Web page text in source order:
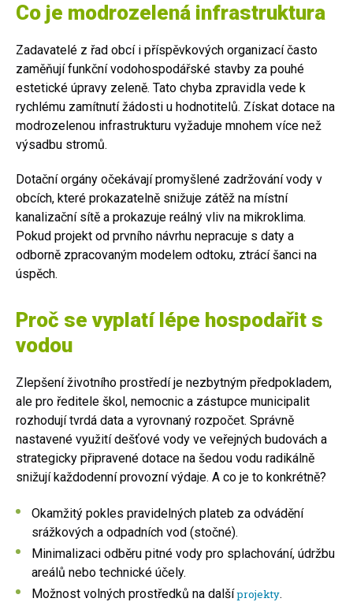
Co je modrozelená infrastruktura
Zadavatelé z řad obcí i příspěvkových organizací často
zaměňují funkční vodohospodářské stavby za pouhé
estetické úpravy zeleně. Tato chyba zpravidla vede k
rychlému zamítnutí žádosti u hodnotitelů. Získat dotace na
modrozelenou infrastrukturu vyžaduje mnohem více než
výsadbu stromů.
Dotační orgány očekávají promyšlené zadržování vody v
obcích, které prokazatelně snižuje zátěž na místní
kanalizační sítě a prokazuje reálný vliv na mikroklima.
Pokud projekt od prvního návrhu nepracuje s daty a
odborně zpracovaným modelem odtoku, ztrácí šanci na
úspěch.
Proč se vyplatí lépe hospodařit s
vodou
Zlepšení životního prostředí je nezbytným předpokladem,
ale pro ředitele škol, nemocnic a zástupce municipalit
rozhodují tvrdá data a vyrovnaný rozpočet. Správně
nastavené využití dešťové vody ve veřejných budovách a
strategicky připravené dotace na šedou vodu radikálně
snižují každodenní provozní výdaje. A co je to konkrétně?
Okamžitý pokles pravidelných plateb za odvádění
srážkových a odpadních vod (stočné).
Minimalizaci odběru pitné vody pro splachování, údržbu
areálů nebo technické účely.
Možnost volných prostředků na dalšíprojekty.